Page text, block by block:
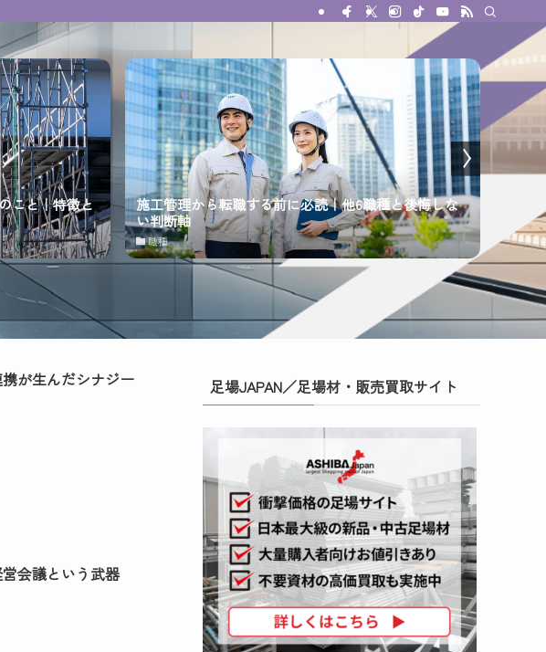
こと｜特徴と
施工管理から転職する前に必読｜他6職種と後悔しな
い判断軸
職種
ら抜
職種
が生んだシナジー
会議という武器
足場JAPAN／足場材・販売買取サイト